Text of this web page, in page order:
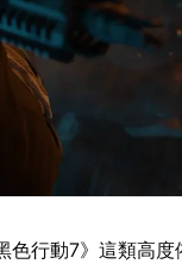
色行動7》這類高度